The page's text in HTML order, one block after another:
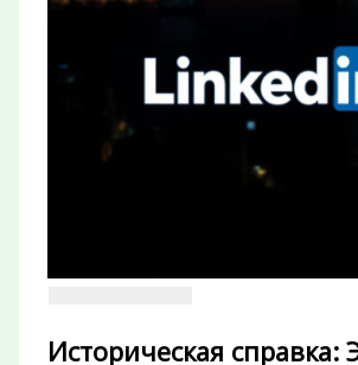
Историческая справка: